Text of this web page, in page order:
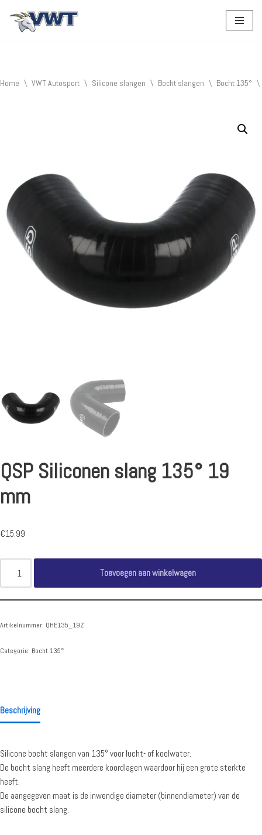
Home \ VWT Autosport \ Silicone slangen \ Bocht slangen \ Bocht 135° \
QSP Siliconen slang 135° 19
mm
€15.99
Toevoegen aan winkelwagen
Artikelnummer: QHE135_19Z
Categorie: Bocht 135°
Beschrijving
Silicone bocht slangen van 135° voor lucht- of koelwater.
De bocht slang heeft meerdere koordlagen waardoor hij een grote sterkte
heeft.
De aangegeven maat is de inwendige diameter (binnendiameter) van de
silicone bocht slang.